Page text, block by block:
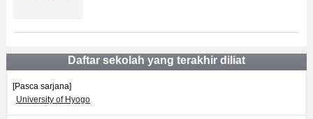
Daftar sekolah yang terakhir diliat
[Pasca sarjana]
University of Hyogo